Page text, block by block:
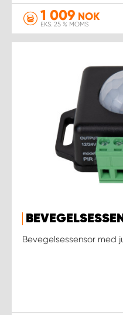
1 009 NOK
EKS. 25 % MOMS
Bevegelsessensor med